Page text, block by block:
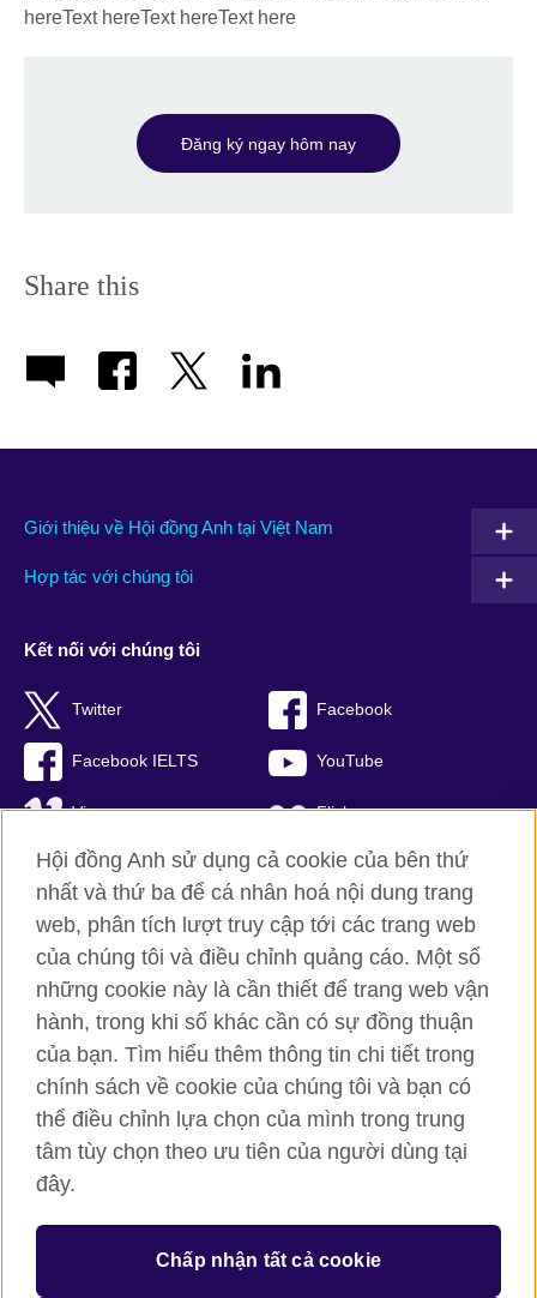
hereText hereText hereText here
Đăng ký ngay hôm nay
Share this
Giới thiệu về Hội đồng Anh tại Việt Nam
Hợp tác với chúng tôi
Kết nối với chúng tôi
Twitter Facebook
Facebook IELTS YouTube
Vimeo Flickr
RSS TikTok
Hội đồng Anh toàn cầu
Bảo mật thông tin và quy định sử dụng
Cookie
Sơ đồ trang
© 2026 British Council
British Council (Viet Nam) LLC (
(0)24 37281920; email: bchanoi@britishcouncil.org.vn) is a
subsidiary of the British Council which is the United Kingdom’s
Hội đồng Anh sử dụng cả cookie của bên thứ
nhất và thứ ba để cá nhân hoá nội dung trang
web, phân tích lượt truy cập tới các trang web
của chúng tôi và điều chỉnh quảng cáo. Một số
những cookie này là cần thiết để trang web vận
hành, trong khi số khác cần có sự đồng thuận
của bạn. Tìm hiểu thêm thông tin chi tiết trong
chính sách về cookie của chúng tôi và bạn có
thể điều chỉnh lựa chọn của mình trong trung
tâm tùy chọn theo ưu tiên của người dùng tại
đây.
Chấp nhận tất cả cookie